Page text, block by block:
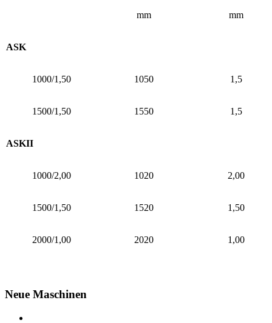
mm mm
ASK
1000/1,50 1050 1,5
1500/1,50 1550 1,5
ASKII
1000/2,00 1020 2,00
1500/1,50 1520 1,50
2000/1,00 2020 1,00
Neue Maschinen